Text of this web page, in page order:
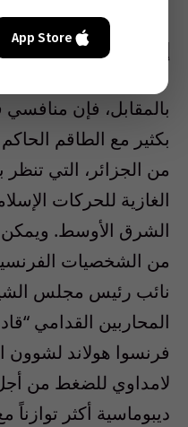
إستياء جزائري من
بالمقابل، فإن
بكثير مع الطاقم
من الجزائر، التي تنظر
الغازية للحركات
الشرق الأوسط. ويمكن
من الشخصيات
نائب رئيس مجلس
المحاربين القدامي
فرنسوا هولاند لشوون
لامداوي للضغط من
ديبوماسية أكثر توازناً
App Store